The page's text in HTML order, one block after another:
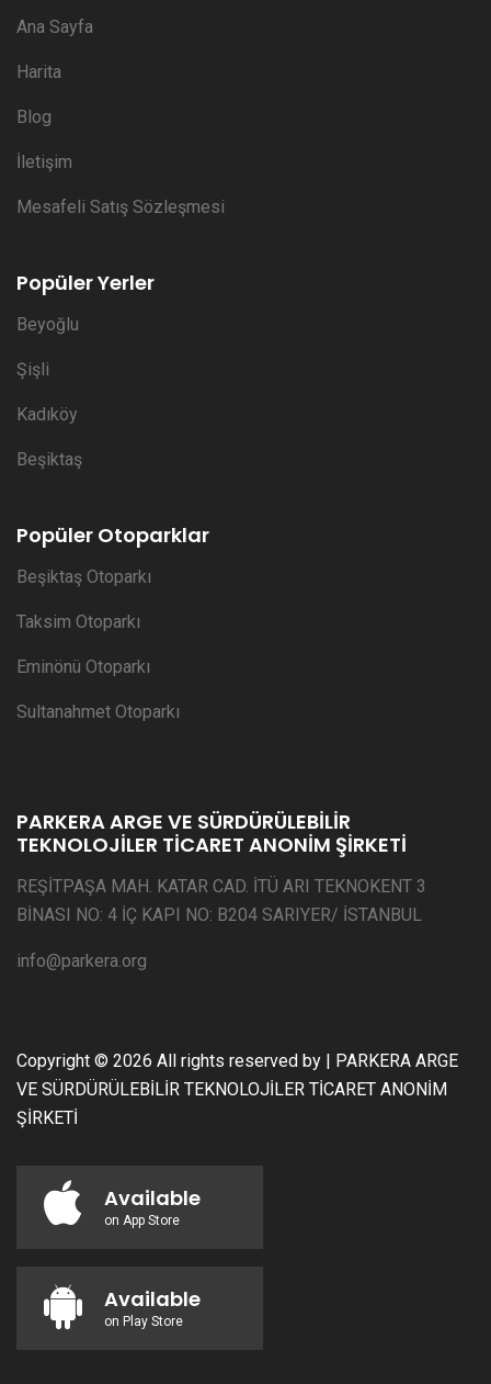
Ana Sayfa
Harita
Blog
İletişim
Mesafeli Satış Sözleşmesi
Popüler Yerler
Beyoğlu
Şişli
Kadıköy
Beşiktaş
Popüler Otoparklar
Beşiktaş Otoparkı
Taksim Otoparkı
Eminönü Otoparkı
Sultanahmet Otoparkı
PARKERA ARGE VE SÜRDÜRÜLEBİLİR
TEKNOLOJİLER TİCARET ANONİM ŞİRKETİ
REŞİTPAŞA MAH. KATAR CAD. İTÜ ARI TEKNOKENT 3
BİNASI NO: 4 İÇ KAPI NO: B204 SARIYER/ İSTANBUL
info@parkera.org
Copyright © 2026 All rights reserved by | PARKERA ARGE
VE SÜRDÜRÜLEBİLİR TEKNOLOJİLER TİCARET ANONİM
ŞİRKETİ
Available
on App Store
Available
on Play Store